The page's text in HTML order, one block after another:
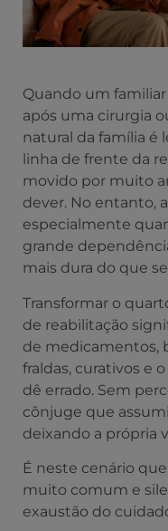
Quando um
após uma cirurgia
natural da família é
linha de frente da
movido por muito
dever. No entanto,
especialmente
grande
mais dura do que
Transformar o
de reabilitação
de medicamentos,
fraldas, curativos e
dê errado. Sem
cônjuge que
deixando a própria
É neste cenário
muito comum e
exaustão do